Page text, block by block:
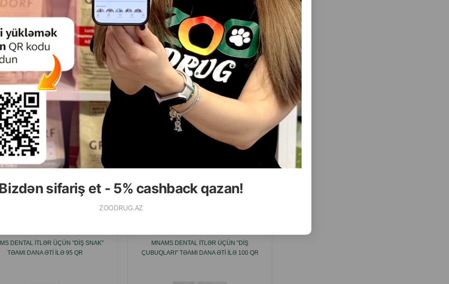
sifariş et - 5% cashback qazan!
ZOODRUG.AZ
( Rəylər)
Çəki Qiymət
Almaq
1 ədəd
8.80
ALMAQ
( Rəylər)
Çəki
100 gr (1 paket)
DENTAL ITLƏR ÜÇÜN "DIŞ SNAK"
TƏAMI DANA ƏTI ILƏ 95 QR
MNAMS DENTAL ITLƏR ÜÇÜN "DIŞ
ÇUBUQLARI" TƏAMI DANA ƏTI ILƏ 100 QR